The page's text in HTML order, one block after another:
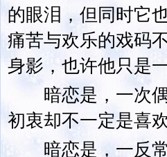
的眼泪，但同时它
痛苦与欢乐的戏码
身影，也许他只是
暗恋是，一次偶
初衷却不一定是喜欢
暗恋是，一反常